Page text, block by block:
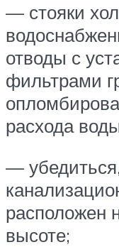
— стояки
отводы с
фильтрами
расхода
—
расположен
высоте;